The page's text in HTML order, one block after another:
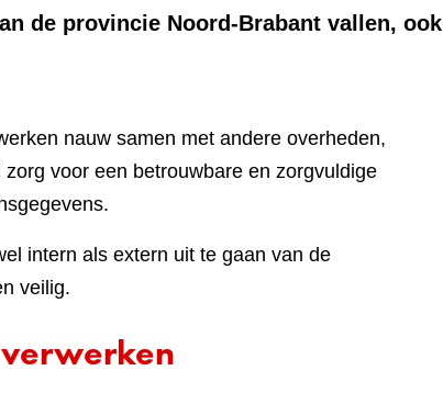
de provincie Noord-Brabant vallen, ook
nauw samen met andere overheden,
voor een betrouwbare en zorgvuldige
intern als extern uit te gaan van de
veilig.